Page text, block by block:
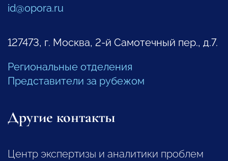
id@opora.ru
127473, г. Москва, 2-й Самотечный пер., д.7.
Региональные отделения
Представители за рубежом
Другие контакты
Центр экспертизы и аналитики проблем